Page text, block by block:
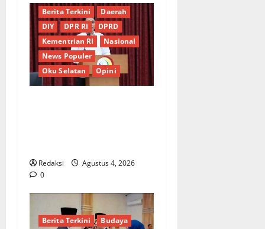
Berita Terkini
Daerah
DIY
DPR RI
DPRD
Kementrian RI
Nasional
News Populer
Oku Selatan
Opini
Redaksi
Agustus 4, 2026
0
Berita Terkini
Budaya